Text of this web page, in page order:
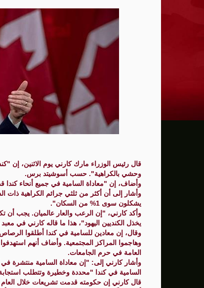
ترامب: يحذر من سيطرة
حماية الصحافيين تكرّم الصحافية
فانس يؤكد وجود اختلافات في الرأي
إيران تهدد بمهاجمة دول الخليج إذا
ن.تايمز: مشرعون أمريكيون يسعون
الدفاع الروسية: ضربنا سفينتين
التماس للسماح لطبيب مستقل بفحص
الرئيس الإيراني: التواصل مع خامنئي
جيش الاحتلال يعلن مقتل جنديين وإصابة 4 جنوب
"وول ستريت" ترتفع بدعم آمال
سنتكوم: إعادة توجيه 48 سفينة تجارية ضمن حصار إيران
زامير: أضعفنا حماس بشكل كبير وغيّرنا
الوفد الأمريكي يطلب تعليق المفاوضات
قال رئيس الوزراء مارك كارني يوم الاثنين، إن
وحشي بالكراهية". حسب أسوشيتد برس.
وأضاف، إن "معاداة السامية في جميع أنحاء كندا
وأشار إلى أن أكثر من ثلثي جرائم الكراهية ذات
يشكلون سوى 1% من السكان".
وأكد كارني، "إن الرعب والعار عالميان. يجب أن
يخذل الكنديين اليهود"، هذا ما قاله كارني في
وقال، إن معادين للسامية في كندا أطلقوا الرصاص
وهاجموا المراكز المجتمعية. وأضاف أنهم
العامة في حرم الجامعات.
وأشار كارني إلى: "إن معاداة السامية منتشرة في
السامية في كندا "محددة وخطيرة وتتطلب
قال كارني إن حكومته قدمت تشريعات خلال